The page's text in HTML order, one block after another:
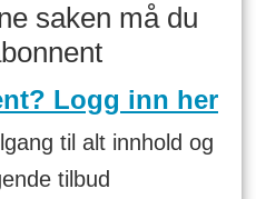
saken må du
Logg inn her
til alt innhold og
tilbud